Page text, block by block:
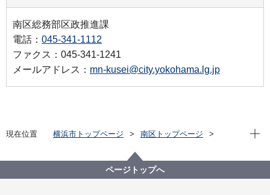
南区総務部区政推進課
電話： 045-341-1112
ファクス：045-341-1241
メールアドレス： mn-kusei@city.yokohama.lg.jp
現在位置 横浜市トップページ
南区トップページ
現在
ページトップへ